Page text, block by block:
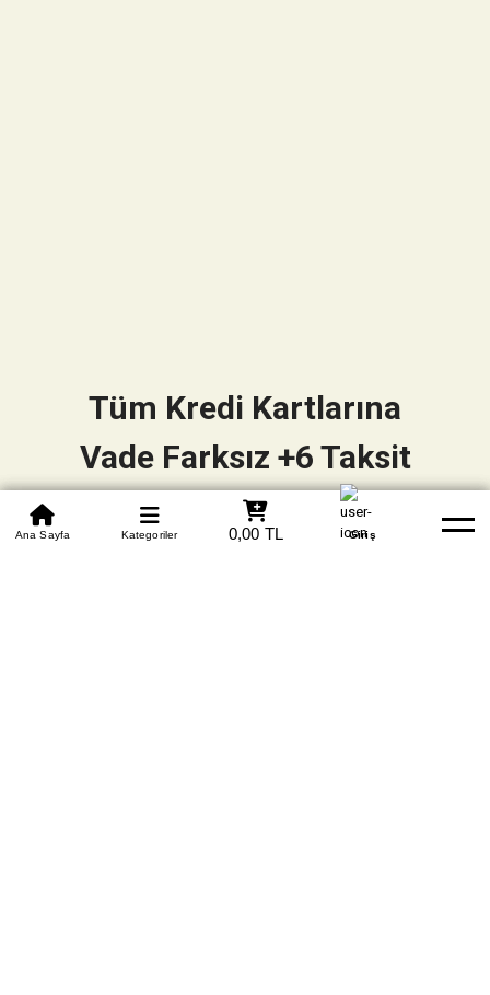
0850 305 09 70
Beden Tablosu Banka Hesapları Whatsapp Yardım
Ana Sayfa Kategoriler 0,00 TL Giriş
Tüm Kredi Kartlarına
Vade Farksız +6 Taksit